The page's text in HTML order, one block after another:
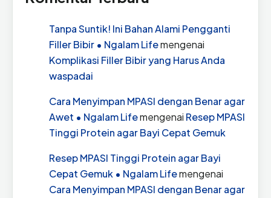
Tanpa Suntik! Ini Bahan Alami Pengganti
Filler Bibir • Ngalam Lifemengenai
Komplikasi Filler Bibir yang Harus Anda
waspadai
Cara Menyimpan MPASI dengan Benar agar
Awet • Ngalam Lifemengenai Resep MPASI
Tinggi Protein agar Bayi Cepat Gemuk
Resep MPASI Tinggi Protein agar Bayi
Cepat Gemuk • Ngalam Lifemengenai
Cara Menyimpan MPASI dengan Benar agar